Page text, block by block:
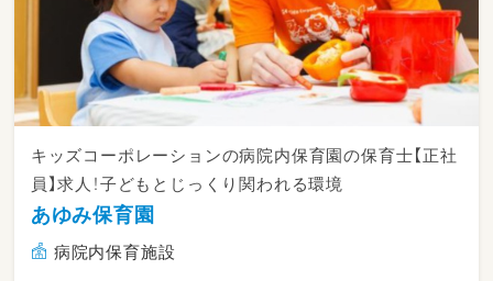
キッズコーポレーションの病院内保育園の保育士【正社
員】求人！子どもとじっくり関われる環境
あゆみ保育園
病院内保育施設